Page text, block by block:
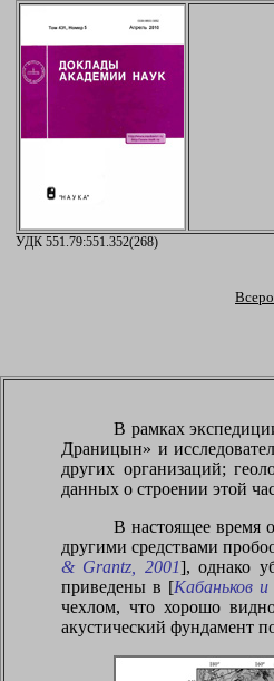
УДК 551.79:551.352(268)
В рамках
Драницын» и
других организаций;
данных о строении этой
В настоящее время
другими средствами
& Grantz , 2001], однако
приведены в [Кабаньков
чехлом, что хорошо
акустический фундамент